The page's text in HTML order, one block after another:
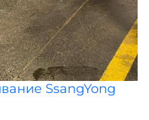
SsangYong